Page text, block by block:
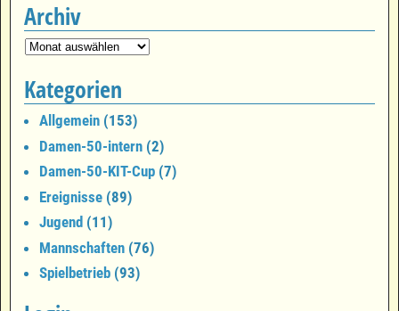
Archiv
Kategorien
Allgemein (153)
Damen-50-intern (2)
Damen-50-KIT-Cup (7)
Ereignisse (89)
Jugend (11)
Mannschaften (76)
Spielbetrieb (93)